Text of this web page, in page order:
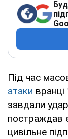
Під час
атаки вранці
завдали
постраждав
цивільне